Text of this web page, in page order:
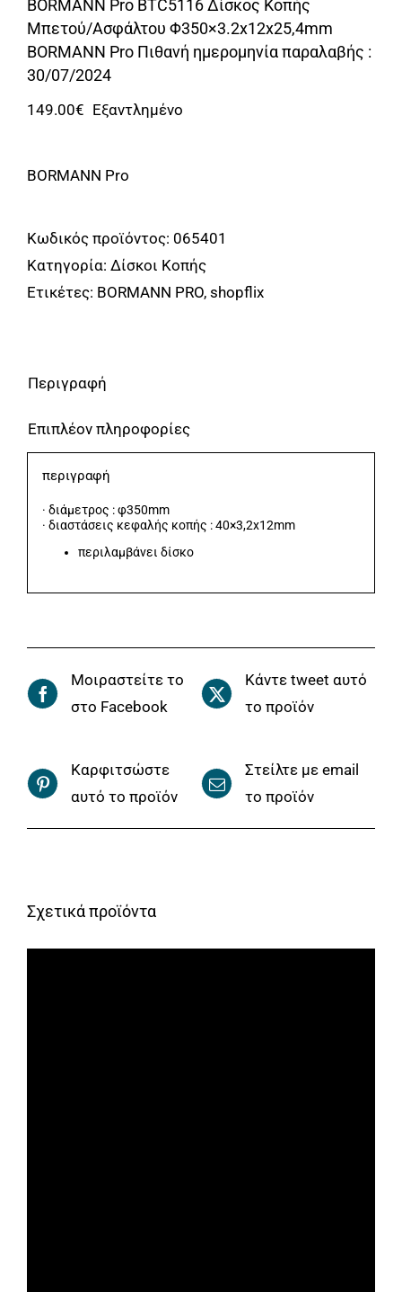
Περισσότερα
BORMANN Pro BTC5116 Δίσκος Κοπής
Μπετού/Ασφάλτου Φ350×3.2x12x25,4mm
BORMANN Pro Πιθανή ημερομηνία παραλαβής :
30/07/2024
149.00€ Εξαντλημένο
BORMANN Pro
Κωδικός προϊόντος: 065401
Κατηγορία: Δίσκοι Kοπής
Ετικέτες: BORMANN PRO, shopflix
Περιγραφή
Επιπλέον πληροφορίες
περιγραφή
· διάμετρος : φ350mm
· διαστάσεις κεφαλής κοπής : 40×3,2x12mm
περιλαμβάνει δίσκο
Μοιραστείτε το
στο Facebook
Κάντε tweet αυτό
το προϊόν
Καρφιτσώστε
αυτό το προϊόν
Στείλτε με email
το προϊόν
Σχετικά προϊόντα